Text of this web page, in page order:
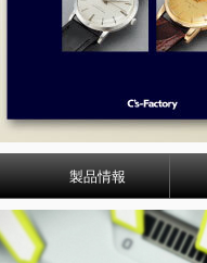
製品情報